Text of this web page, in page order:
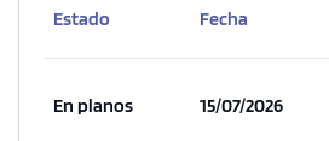
S/ 1,383,327
Modelo X-10
170.00 m²
Estado Fecha
En planos 15/07/2026